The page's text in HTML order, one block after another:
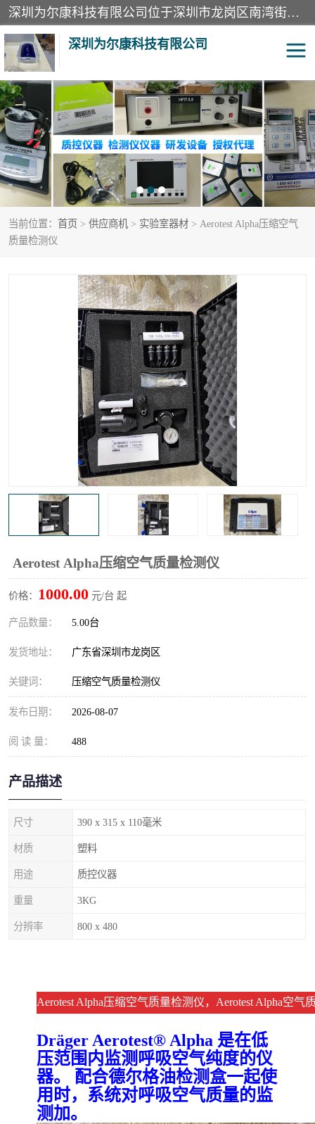
深圳为尔康科技有限公司位于深圳市龙岗区南湾街道。经营范围包括：计算机网络技术开发、技术转让、技术咨询、技术服务；一类医疗器械、通讯设备、机械设备、五金产品、电器产品的销售；二类、三类医疗器械的销售等；主要产品有：无创血压模拟仪、气体检测仪、检测仪、bms1x射线胶片、输液泵分析仪、呼吸机分析仪、心电图机测试仪等产品。
深圳为尔康科技有限公司
当前位置： 首页 > 供应商机 > 实验室器材 > Aerotest Alpha压缩空气
质量检测仪
Aerotest Alpha压缩空气质量检测仪
价格： 1000.00 元/台 起
产品数量： 5.00台
发货地址： 广东省深圳市龙岗区
关键词： 压缩空气质量检测仪
发布日期： 2026-08-07
阅 读 量： 488
产品描述
尺寸 390 x 315 x 110毫米
材质 塑料
用途 质控仪器
重量 3KG
分辨率 800 x 480
Aerotest Alpha压缩空气质量检测仪，Aerotest Alpha空气
Dräger Aerotest® Alpha 是在低
压范围内监测呼吸空气纯度的仪
器。 配合德尔格油检测盒一起使
用时，系统对呼吸空气质量的监
测加。
教学模型 实验室器材
模拟器 无创血压模拟仪
测试卡 检测仪
X射线检测仪 声功率计
血透机分析仪 电气分析仪
输液泵分析仪 X射线分析仪